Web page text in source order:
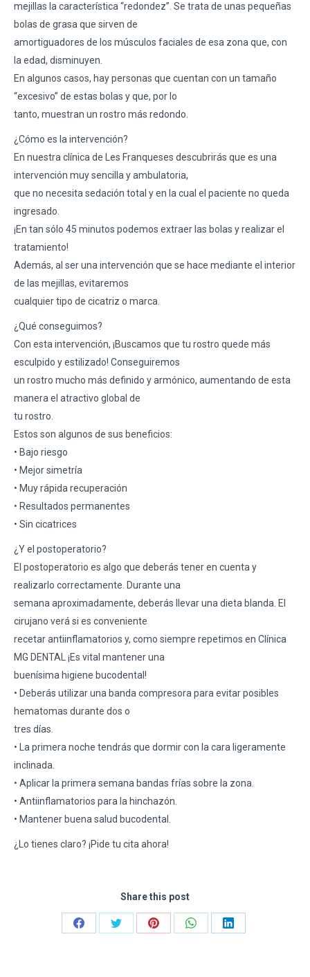
mejillas la característica “redondez”. Se trata de unas pequeñas
bolas de grasa que sirven de
amortiguadores de los músculos faciales de esa zona que, con
la edad, disminuyen.
En algunos casos, hay personas que cuentan con un tamaño
“excesivo” de estas bolas y que, por lo
tanto, muestran un rostro más redondo.
¿Cómo es la intervención?
En nuestra clínica de Les Franqueses descubrirás que es una
intervención muy sencilla y ambulatoria,
que no necesita sedación total y en la cual el paciente no queda
ingresado.
¡En tan sólo 45 minutos podemos extraer las bolas y realizar el
tratamiento!
Además, al ser una intervención que se hace mediante el interior
de las mejillas, evitaremos
cualquier tipo de cicatriz o marca.
¿Qué conseguimos?
Con esta intervención, ¡Buscamos que tu rostro quede más
esculpido y estilizado! Conseguiremos
un rostro mucho más definido y armónico, aumentando de esta
manera el atractivo global de
tu rostro.
Estos son algunos de sus beneficios:
• Bajo riesgo
• Mejor simetría
• Muy rápida recuperación
• Resultados permanentes
• Sin cicatrices
¿Y el postoperatorio?
El postoperatorio es algo que deberás tener en cuenta y
realizarlo correctamente. Durante una
semana aproximadamente, deberás llevar una dieta blanda. El
cirujano verá si es conveniente
recetar antiinflamatorios y, como siempre repetimos en Clínica
MG DENTAL ¡Es vital mantener una
buenísima higiene bucodental!
• Deberás utilizar una banda compresora para evitar posibles
hematomas durante dos o
tres días.
• La primera noche tendrás que dormir con la cara ligeramente
inclinada.
• Aplicar la primera semana bandas frías sobre la zona.
• Antiinflamatorios para la hinchazón.
• Mantener buena salud bucodental.
¿Lo tienes claro? ¡Pide tu cita ahora!
Share this post
Share
Share
Share
Share
Share